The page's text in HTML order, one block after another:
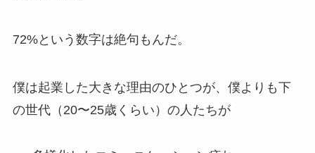
72%という数字は絶句もんだ。
僕は起業した大きな理由のひとつが、僕よりも下
の世代（20〜25歳くらい）の人たちが